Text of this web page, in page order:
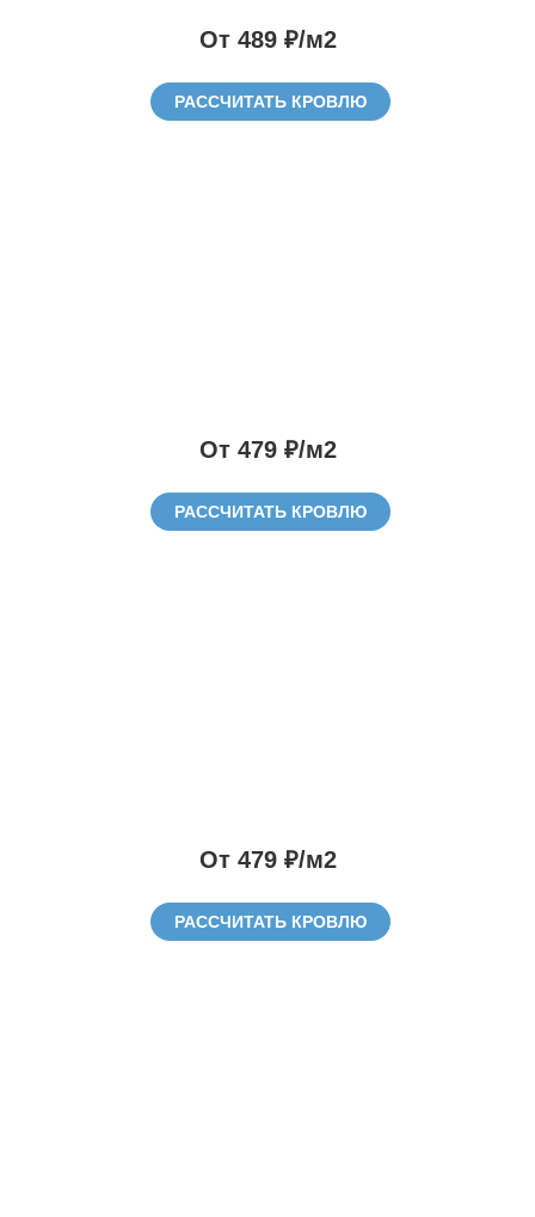
От 489 ₽/м2
РАССЧИТАТЬ КРОВЛЮ
От 479 ₽/м2
РАССЧИТАТЬ КРОВЛЮ
От 479 ₽/м2
РАССЧИТАТЬ КРОВЛЮ